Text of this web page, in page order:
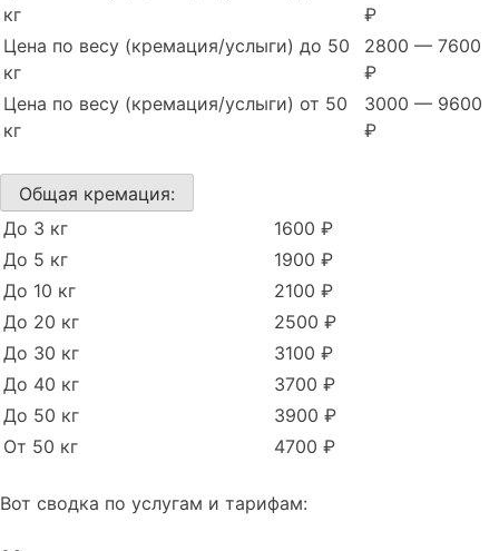
кг
₽
Цена по весу (кремация/услыги) до 50
кг
2800 — 7600
₽
Цена по весу (кремация/услыги) от 50
кг
3000 — 9600
₽
Общая кремация:
До 3 кг
1600 ₽
До 5 кг
1900 ₽
До 10 кг
2100 ₽
До 20 кг
2500 ₽
До 30 кг
3100 ₽
До 40 кг
3700 ₽
До 50 кг
3900 ₽
От 50 кг
4700 ₽
Вот сводка по услугам и тарифам: